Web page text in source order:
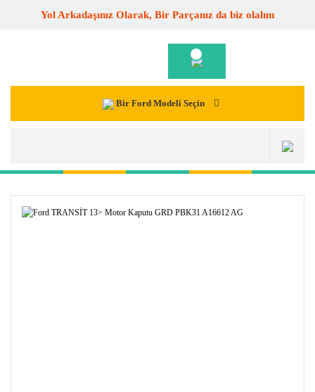
Yol Arkadaşınız Olarak, Bir Parçanız da biz olalım
Bir Ford Modeli Seçin